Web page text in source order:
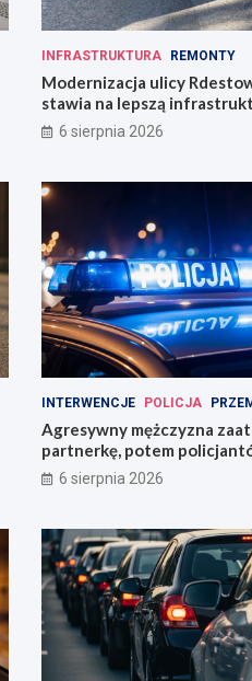
INFRASTRUKTURA REMONTY
Modernizacja ulicy
stawia na lepszą
6 sierpnia 2026
INTERWENCJE POLICJA
Agresywny mężczyzna
partnerkę, potem
butelką
6 sierpnia 2026